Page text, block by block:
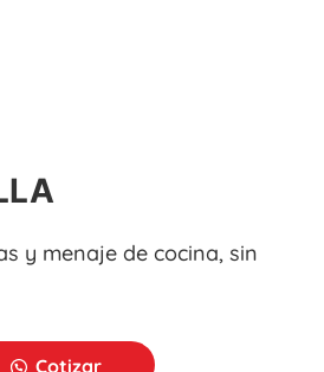
y menaje de cocina, sin
Cotizar